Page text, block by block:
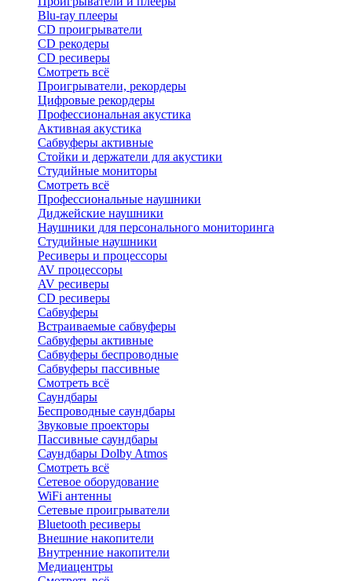
Blu-ray плееры
CD проигрыватели
CD рекодеры
CD ресиверы
Смотреть всё
Проигрыватели, рекордеры
Цифровые рекордеры
Профессиональная акустика
Активная акустика
Сабвуферы активные
Стойки и держатели для акустики
Студийные мониторы
Смотреть всё
Профессиональные наушники
Диджейские наушники
Наушники для персонального мониторинга
Студийные наушники
Ресиверы и процессоры
AV процессоры
AV ресиверы
CD ресиверы
Сабвуферы
Встраиваемые сабвуферы
Сабвуферы активные
Сабвуферы беспроводные
Сабвуферы пассивные
Смотреть всё
Саундбары
Беспроводные саундбары
Звуковые проекторы
Пассивные саундбары
Саундбары Dolby Atmos
Смотреть всё
Сетевое оборудование
WiFi антенны
Сетевые проигрыватели
Bluetooth ресиверы
Внешние накопители
Внутренние накопители
Медиацентры